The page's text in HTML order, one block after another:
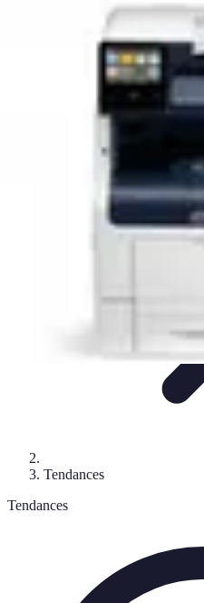
Atlas Géographique
Perception et Utilisation
Atlas Thématiques
Atlas Géographique
Tendances
Tendances